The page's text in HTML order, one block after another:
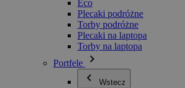
Eco
Plecaki podróżne
Torby podróżne
Plecaki na laptopa
Torby na laptopa
Portfele
Wstecz